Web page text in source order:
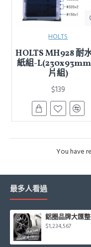
HOLTS
HOLTS MH928 耐
紙組-
片組)
$139
You have
最多人看過
鋁圈品牌大匯整
$1,234,567